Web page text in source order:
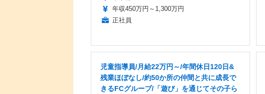
年収450万円～1,300万円
正社員
児童指導員/月給22万円～/年間休日120日&
残業ほぼなし/約50か所の仲間と共に成長で
きるFCグループ/「遊び」を通じてその子ら